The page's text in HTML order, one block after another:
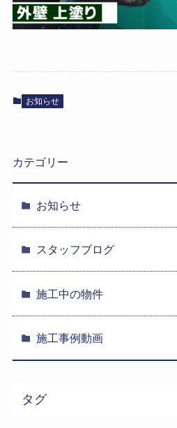
お知らせ
カテゴリー
お知らせ
スタッフブログ
施工中の物件
施工事例動画
タグ